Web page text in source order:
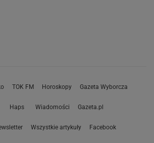
TOK FM Horoskopy Gazeta Wyborcza
Haps Wiadomości Gazeta.pl
Wszystkie artykuły Facebook